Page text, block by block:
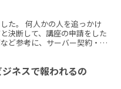
た。 何人かの人を追っかけ
決断して、講座の申請をした
ど参考に、サーバー契約・ブ
ネスで報われるの